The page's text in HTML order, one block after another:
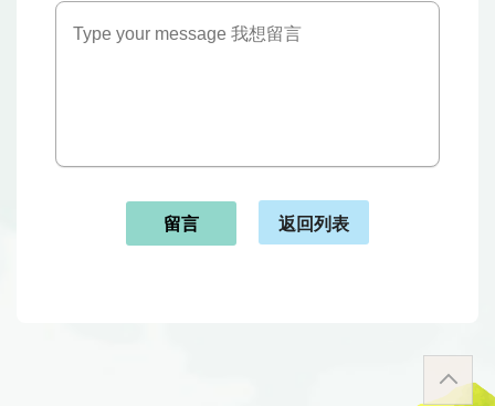
留言 返回列表